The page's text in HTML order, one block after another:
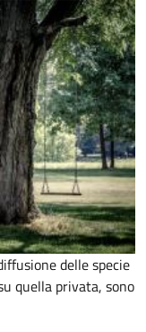
delle specie
quella privata, sono